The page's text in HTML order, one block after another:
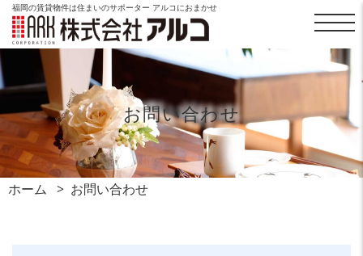
福岡の賃貸物件は住まいのサポーター アルコにおまかせ
お問い合わせ
ホーム お問い合わせ